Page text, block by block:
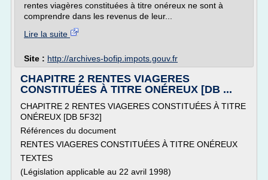
rentes viagères constituées à titre onéreux ne sont à
comprendre dans les revenus de leur...
Lire la suite
Site : http://archives-bofip.impots.gouv.fr
CHAPITRE 2 RENTES VIAGERES
CONSTITUÉES À TITRE ONÉREUX [DB ...
CHAPITRE 2 RENTES VIAGERES CONSTITUÉES À TITRE
ONÉREUX [DB 5F32]
Références du document
RENTES VIAGERES CONSTITUÉES À TITRE ONÉREUX
TEXTES
(Législation applicable au 22 avril 1998)